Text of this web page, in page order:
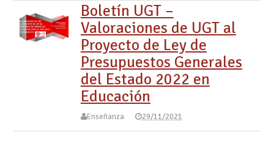
Boletín UGT –
Valoraciones de UGT al
Proyecto de Ley de
Presupuestos Generales
del Estado 2022 en
Educación
Enseñanza 29/11/2021